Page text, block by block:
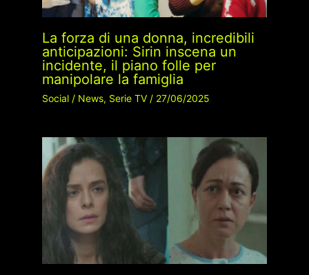
La forza di una donna, incredibili
anticipazioni: Sirin inscena un
incidente, il piano folle per
manipolare la famiglia
Social/ News, Serie TV/ 27/06/2025